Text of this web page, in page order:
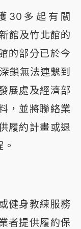
30多起有關
館及竹北館的
的部分已於今
鎖無法連繫到
展處及經濟部
，並將聯絡業
履約計畫或退
健身教練服務
者提供履約保